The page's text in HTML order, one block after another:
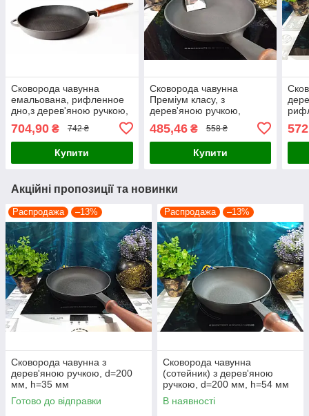
Сковорода чавунна
емальована, рифленное
дно,з дерев'яною ручкою,
Матово-чорна
704,90 ₴ 742 ₴
Купити
Сковорода чавунна
Преміум класу, з
дерев'яною ручкою,
485,46₴ 558 ₴
Купити
Акційні пропозиції та новинки
Распродажа –13%
Сковорода чавунна з
дерев'яною ручкою, d=200
мм, h=35 мм
Готово до відправки
Распродажа –13%
Сковорода чавунна
(сотейник) з дерев'яною
ручкою, d=200 мм, h=54 мм
В наявності